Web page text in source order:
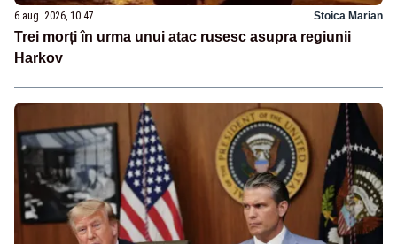
6 aug. 2026, 10:47 Stoica Marian
Trei morți în urma unui atac rusesc asupra regiunii
Harkov